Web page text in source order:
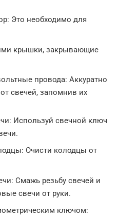
Это необходимо для
крышки, закрывающие
провода: Аккуратно
свечей, запомнив их
Используй свечной ключ
Очисти колодцы от
Смажь резьбу свечей и
свечи от руки.
ключом: